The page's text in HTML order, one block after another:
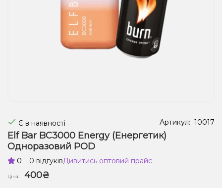
Рідини для електронних сигарет
Подарункові набори
Є в наявності Артикул: 10017
Elf Bar BC3000 Energy (Енергетик)
Одноразовий POD
0 0 відгуківДивитись оптовий прайс
Ціна:
400₴